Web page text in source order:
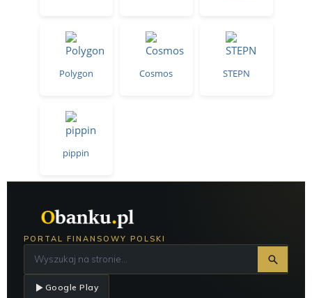
Polygon Cosmos STEPN
pippin
PORTAL FINANSOWY POLSKI
Google Play